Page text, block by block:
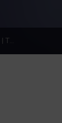
Copyright © All rights reserved By Meru Raibar | Theme by